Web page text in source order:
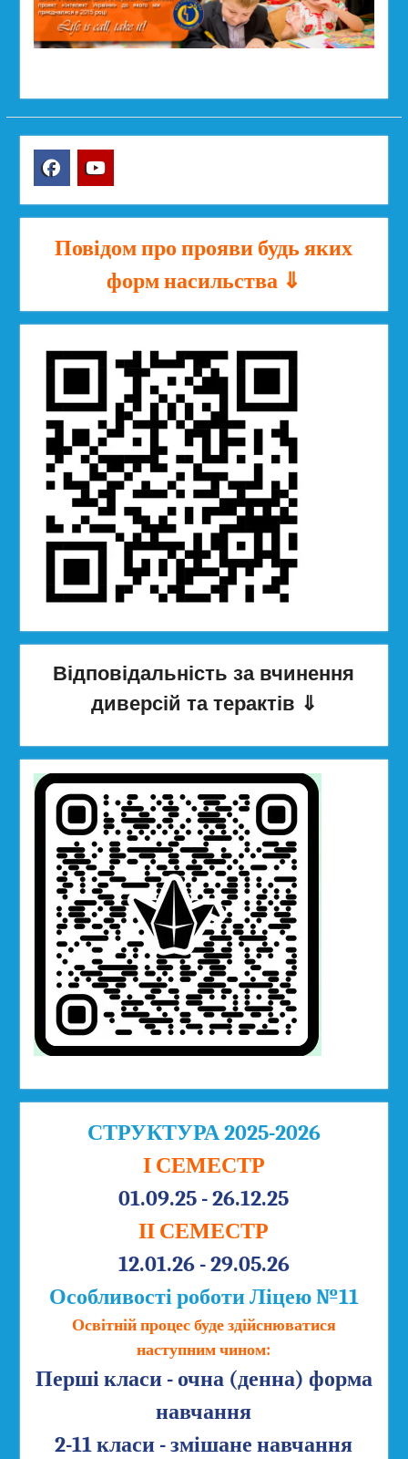
Повідом про прояви будь яких
форм насильства ⇓
Відповідальність за вчинення
диверсій та терактів ⇓
СТРУКТУРА 2025-2026
І СЕМЕСТР
01.09.25 - 26.12.25
ІІ СЕМЕСТР
12.01.26 - 29.05.26
Особливості роботи Ліцею №11
Освітній процес буде здійснюватися
наступним чином:
Перші класи - очна (денна) форма
навчання
2-11 класи - змішане навчання